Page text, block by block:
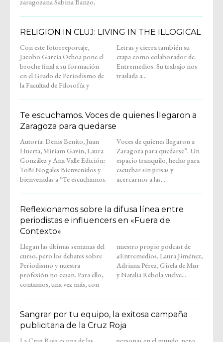
zaragozana Sabina Banzo,
RELIGION IN CLUJ: LIVING IN THE ILLOGICAL
Con este fotorreportaje,
Jacobo García Ochoa pone el
broche final a su formación
en el Grado de Periodismo de
la Facultad de Filosofía y
Letras y cierra también su
etapa como colaborador de
Entremedios. Su trabajo nos
traslada a...
Te escuchamos. Voces de quienes llegaron a
Zaragoza para quedarse
Autoría: Denis Benito, Juan
Huerta, Miriam Gavín, Laura
González y Ana Valle Edición:
Toñi Nogales Bienvenidos y
bienvenidas a “Te escuchamos.
Voces de quienes llegaron a
Zaragoza para quedarse”. Un
espacio tranquilo, hecho para
escuchar sin prisas y
acercarnos a las...
Reflexionamos sobre la difusa línea entre
periodistas e influencers en «Fuera de
Contexto»
Llegan las últimas semanas del
curso, pero los debates sobre
Periodismo y nuestra
profesión no cesan. Para ello,
contamos, una vez más, con
nuestro propio podcast de
#Entremedios. Laura Jiménez,
Adriana Pérez, Gisela de Mur
y Natalia Rébola vuelve...
Sangrar por tu equipo, la exitosa campaña
publicitaria de la Cruz Roja